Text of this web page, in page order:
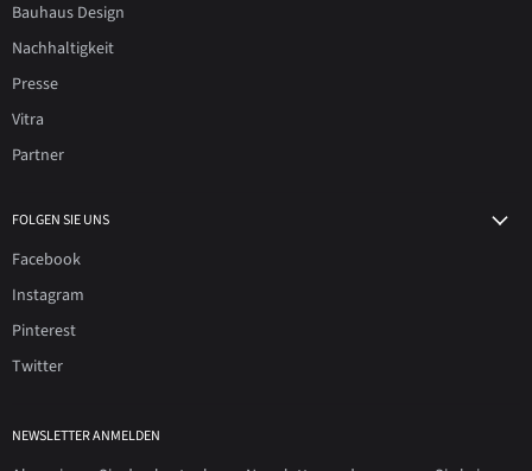
Bauhaus Design
Nachhaltigkeit
Presse
Vitra
Partner
FOLGEN SIE UNS
Facebook
Instagram
Pinterest
Twitter
NEWSLETTER ANMELDEN